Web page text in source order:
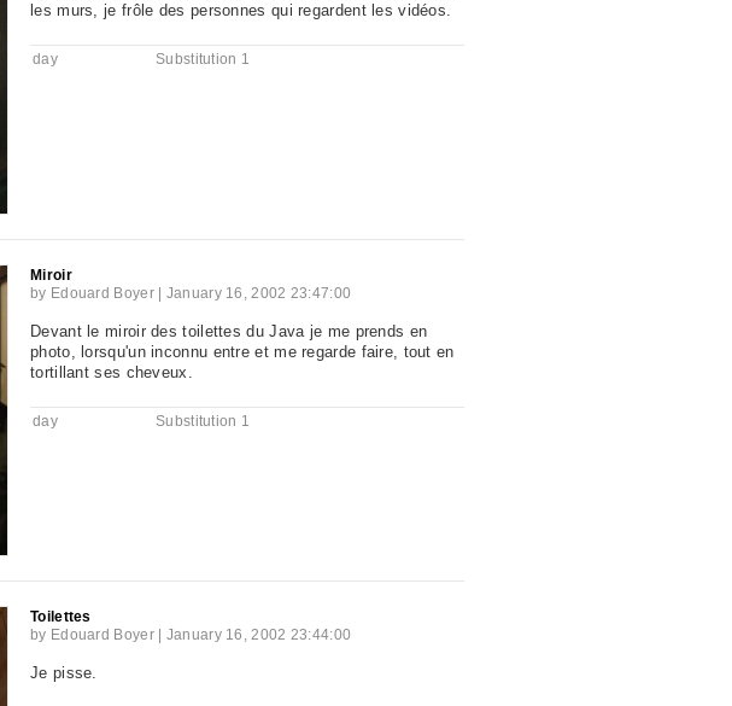
les murs, je frôle des personnes qui regardent les vidéos.
day Substitution 1
Miroir
by Edouard Boyer| January 16, 2002 23:47:00
Devant le miroir des toilettes du Java je me prends en
photo, lorsqu'un inconnu entre et me regarde faire, tout en
tortillant ses cheveux.
day Substitution 1
Toilettes
by Edouard Boyer| January 16, 2002 23:44:00
Je pisse.